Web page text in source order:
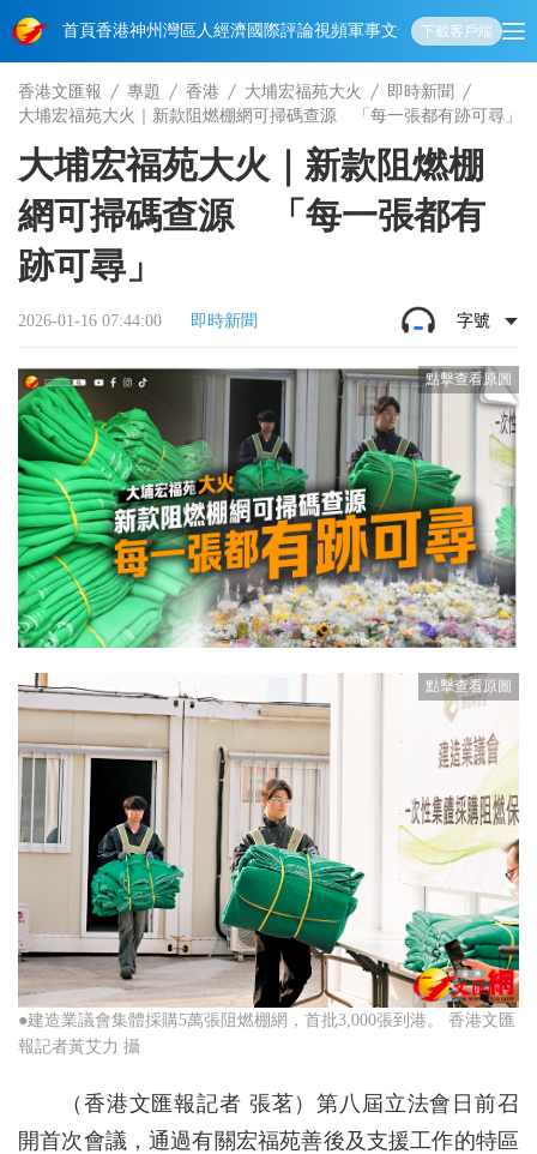
首頁香港神州 灣區人經濟國際評論視頻軍事文化 娛樂生活教育體
下載客戶端
香港文匯報 專題 香港 大埔宏福苑大火
即時新聞
大埔宏福苑大火｜新款阻燃棚網可掃碼查源 「每一張都有跡可尋」
大埔宏福苑大火｜新款阻燃棚
網可掃碼查源 「每一張都有
跡可尋」
2026-01-16 07:44:00 即時新聞 字號
●建造業議會集體採購5萬張阻燃棚網，首批3,000張到港。 香港文匯
報記者黃艾力 攝
（香港文匯報記者 張茗）第八屆立法會日前召
開首次會議，通過有關宏福苑善後及支援工作的特區